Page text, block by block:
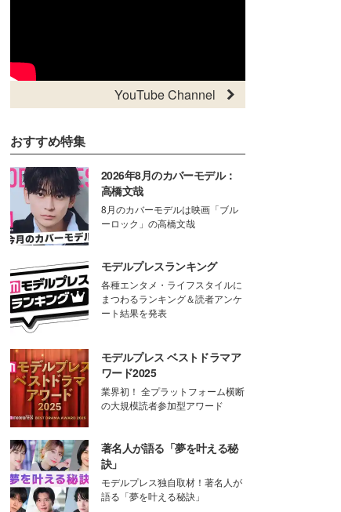
YouTube Channel
おすすめ特集
2026年8月のカバーモデル：
高橋文哉
8月のカバーモデルは映画「ブル
ーロック」の高橋文哉
モデルプレスランキング
各種エンタメ・ライフスタイルに
まつわるランキング＆読者アンケ
ート結果を発表
モデルプレス ベストドラマア
ワード2025
業界初！ 全プラットフォーム横断
の大規模読者参加型アワード
著名人が語る「夢を叶える秘
訣」
モデルプレス独自取材！著名人が
語る「夢を叶える秘訣」